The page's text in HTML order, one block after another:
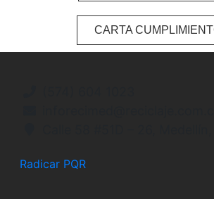
CARTA
Radicar PQR